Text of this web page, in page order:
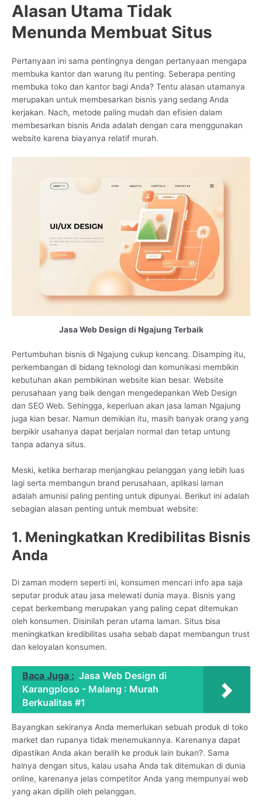
Alasan Utama Tidak
Menunda Membuat Situs
Pertanyaan ini sama pentingnya dengan pertanyaan mengapa
membuka kantor dan warung itu penting. Seberapa penting
membuka toko dan kantor bagi Anda? Tentu alasan utamanya
merupakan untuk membesarkan bisnis yang sedang Anda
kerjakan. Nach, metode paling mudah dan efisien dalam
membesarkan bisnis Anda adalah dengan cara menggunakan
website karena biayanya relatif murah.
Jasa Web Design di Ngajung Terbaik
Pertumbuhan bisnis di Ngajung cukup kencang. Disamping itu,
perkembangan di bidang teknologi dan komunikasi membikin
kebutuhan akan pembikinan website kian besar. Website
perusahaan yang baik dengan mengedepankan Web Design
dan SEO Web. Sehingga, keperluan akan jasa laman Ngajung
juga kian besar. Namun demikian itu, masih banyak orang yang
berpikir usahanya dapat berjalan normal dan tetap untung
tanpa adanya situs.
Meski, ketika berharap menjangkau pelanggan yang lebih luas
lagi serta membangun brand perusahaan, aplikasi laman
adalah amunisi paling penting untuk dipunyai. Berikut ini adalah
sebagian alasan penting untuk membuat website:
1. Meningkatkan Kredibilitas Bisnis
Anda
Di zaman modern seperti ini, konsumen mencari info apa saja
seputar produk atau jasa melewati dunia maya. Bisnis yang
cepat berkembang merupakan yang paling cepat ditemukan
oleh konsumen. Disinilah peran utama laman. Situs bisa
meningkatkan kredibilitas usaha sebab dapat membangun trust
dan keloyalan konsumen.
Baca Juga : Jasa Web Design di
Karangploso - Malang : Murah
Berkualitas #1
Bayangkan sekiranya Anda memerlukan sebuah produk di toko
market dan rupanya tidak menemukannya. Karenanya dapat
dipastikan Anda akan beralih ke produk lain bukan?. Sama
halnya dengan situs, kalau usaha Anda tak ditemukan di dunia
online, karenanya jelas competitor Anda yang mempunyai web
yang akan dipilih oleh pelanggan.